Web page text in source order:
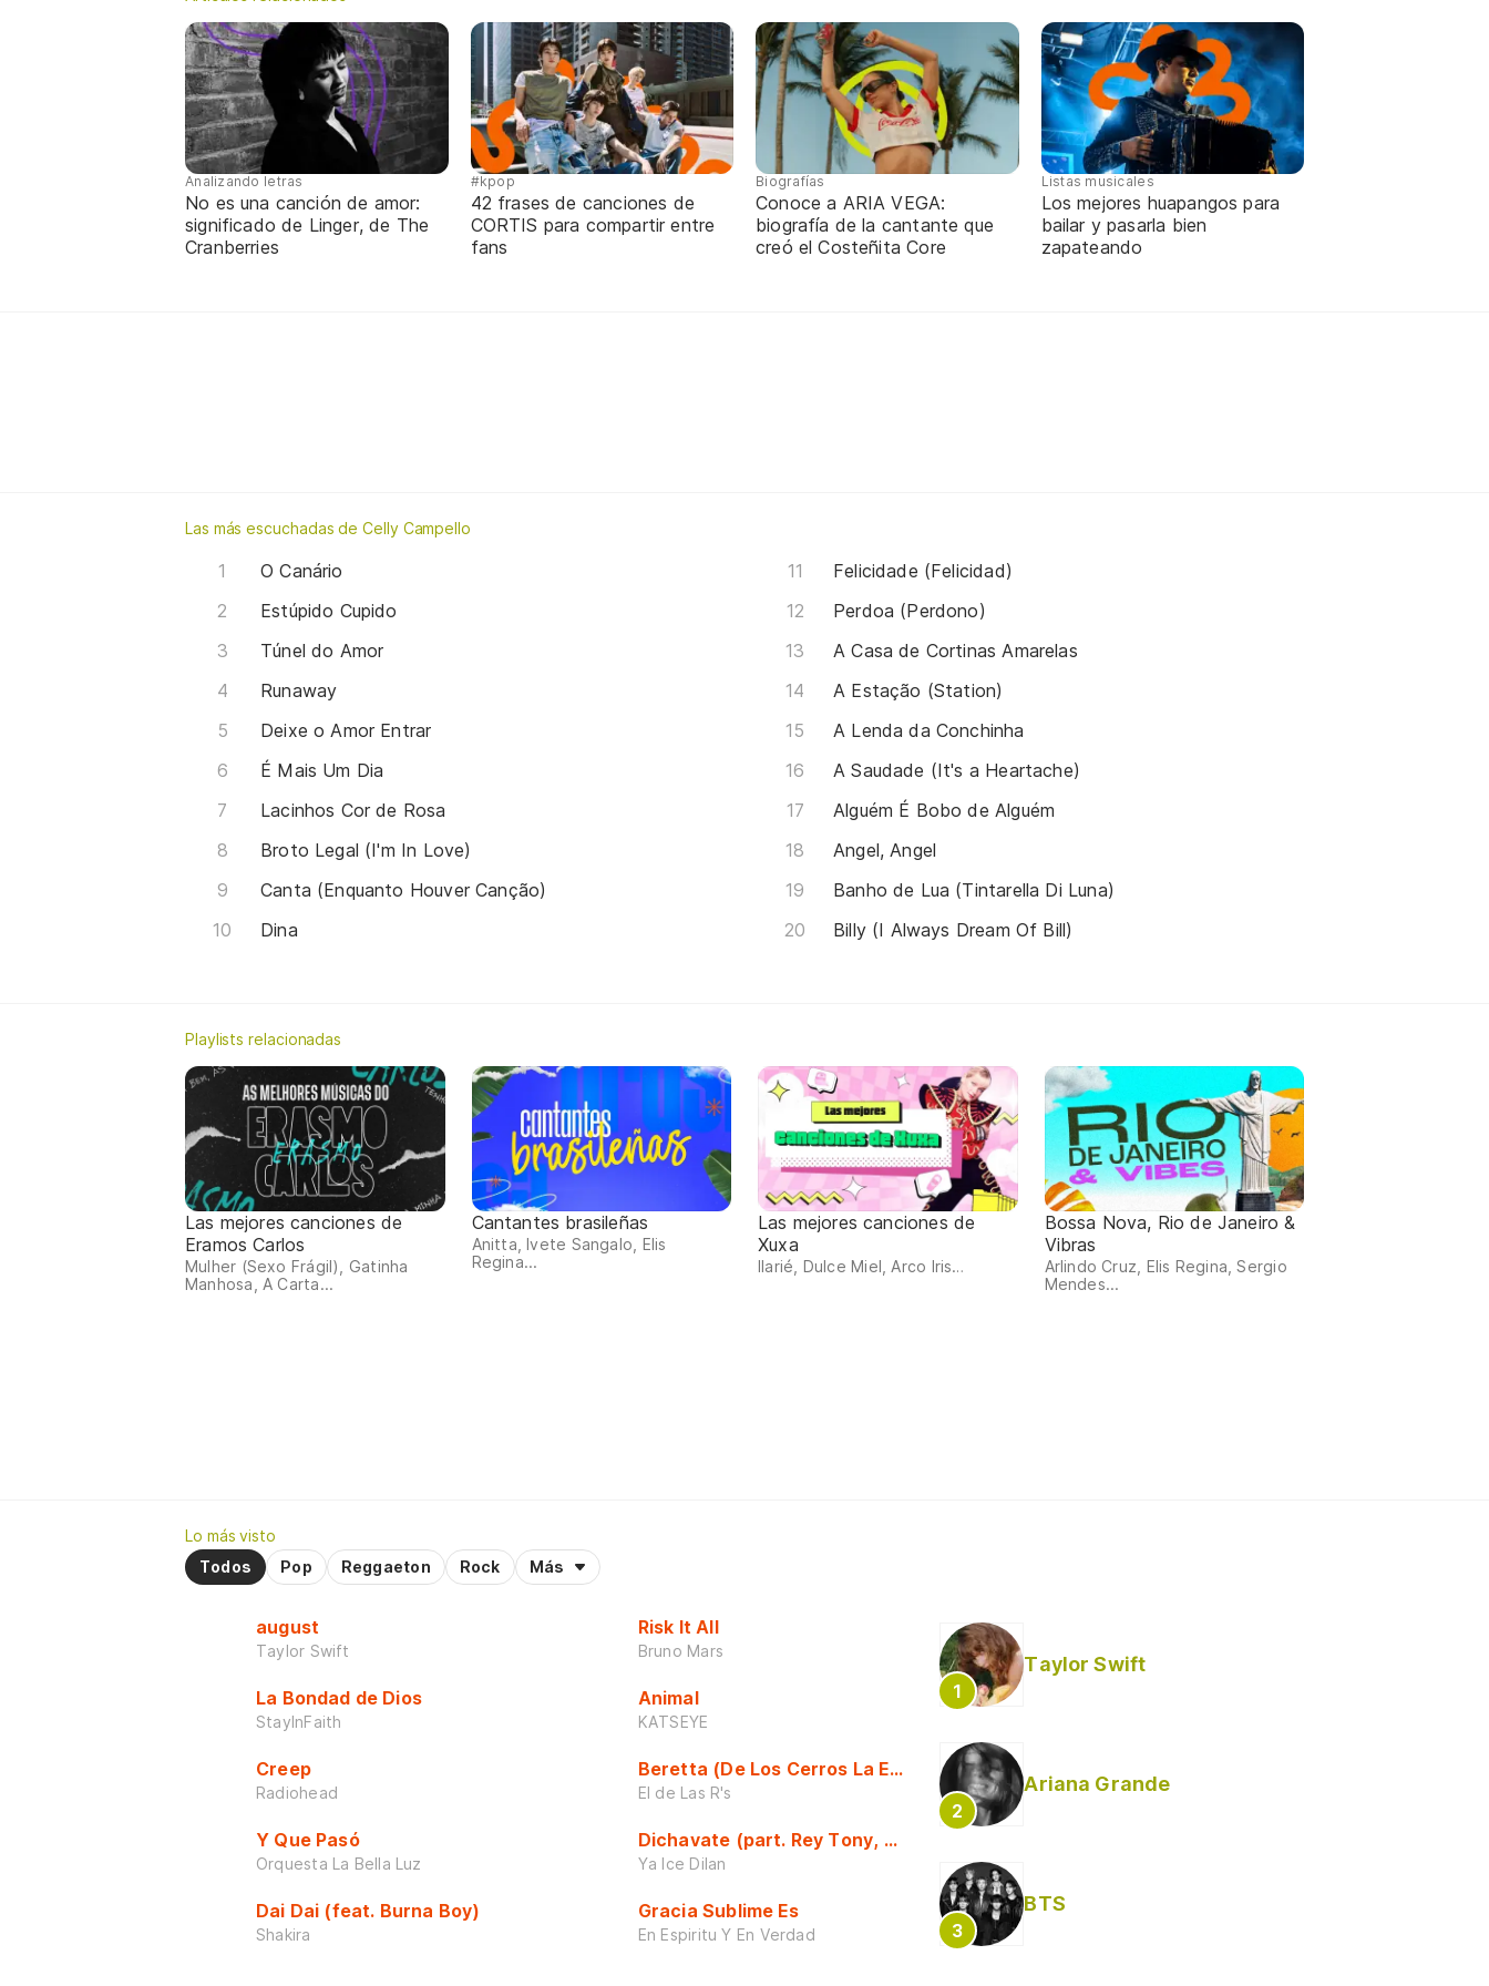
Analizando letras
No es una canción de amor:
significado de Linger, de The
Cranberries
#kpop
42 frases de canciones de
CORTIS para compartir entre
fans
Biografías
Conoce a ARIA VEGA:
biografía de la cantante que
creó el Costeñita Core
Listas musicales
Los mejores huapangos para
bailar y pasarla bien
zapateando
Las más escuchadas de Celly Campello
O Canário
Estúpido Cupido
Túnel do Amor
Runaway
Deixe o Amor Entrar
É Mais Um Dia
Lacinhos Cor de Rosa
Broto Legal (I'm In Love)
Canta (Enquanto Houver Canção)
Dina
Felicidade (Felicidad)
Perdoa (Perdono)
A Casa de Cortinas Amarelas
A Estação (Station)
A Lenda da Conchinha
A Saudade (It's a Heartache)
Alguém É Bobo de Alguém
Angel, Angel
Banho de Lua (Tintarella Di Luna)
Billy (I Always Dream Of Bill)
Playlists relacionadas
Las mejores canciones de
Eramos Carlos
Mulher (Sexo Frágil), Gatinha
Manhosa, A Carta...
Cantantes brasileñas
Anitta, Ivete Sangalo, Elis
Regina...
Las mejores canciones de
Xuxa
Ilarié, Dulce Miel, Arco Iris…
Bossa Nova, Rio de Janeiro &
Vibras
Arlindo Cruz, Elis Regina, Sergio
Mendes...
Lo más visto
Todos
Pop Reggaeton Rock Más
august
Taylor Swift
La Bondad de Dios
StayInFaith
Creep
Radiohead
Y Que Pasó
Orquesta La Bella Luz
Dai Dai (feat. Burna Boy)
Shakira
Risk It All
Bruno Mars
Animal
KATSEYE
Beretta (De Los Cerros La Escuela)
El de Las R's
Dichavate (part. Rey Tony, Dj Honda y Helabusador) [explícita]
Ya Ice Dilan
Gracia Sublime Es
En Espiritu Y En Verdad
Taylor Swift
Ariana Grande
BTS